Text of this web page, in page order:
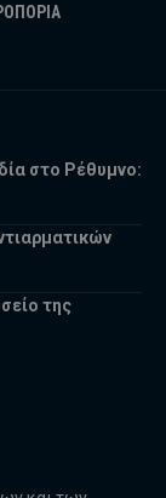
στο Ρέθυμνο:
της